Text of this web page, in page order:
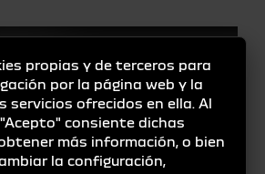
propias y de terceros para
por la página web y la
servicios ofrecidos en ella. Al
consiente dichas
más información, o bien
la configuración,